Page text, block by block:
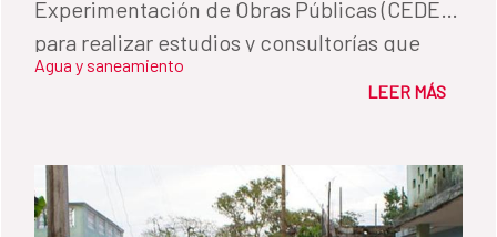
Experimentación de Obras Públicas (CEDEX)
para realizar estudios y consultorías que
mejoran el acceso a agua y a saneamiento
Agua y saneamiento
LEER MÁS